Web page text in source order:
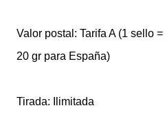
Valor postal: Tarifa A (1 sello
20 gr para España)
Tirada: Ilimitada